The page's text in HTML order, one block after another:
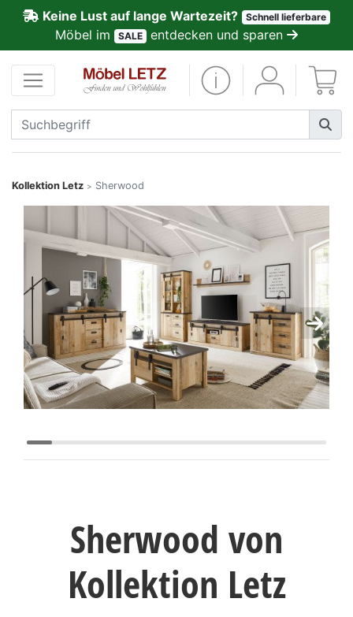
Keine Lust auf lange Wartezeit? Schnell lieferbare
Möbel im SALE entdecken und sparen
Kollektion Letz > Sherwood
Sherwood von
Kollektion Letz
Kundenmeinungen
Anmelden
PREMIUM
Schnell
lieferbar
SALE
Polsterplaner
Möbel-
Konfigurator
0%
Markenwelt
Deals